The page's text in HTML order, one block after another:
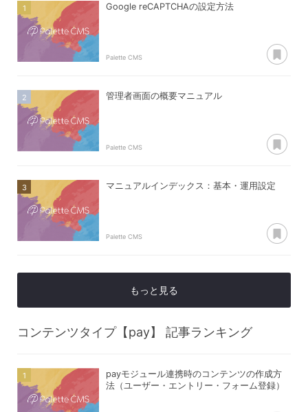
Google reCAPTCHAの設定方法
Palette CMS
管理者画面の概要マニュアル
Palette CMS
マニュアルインデックス：基本・運用設定
Palette CMS
もっと見る
コンテンツタイプ【pay】 記事ランキング
payモジュール連携時のコンテンツの作成方
法（ユーザー・エントリー・フォーム登録）